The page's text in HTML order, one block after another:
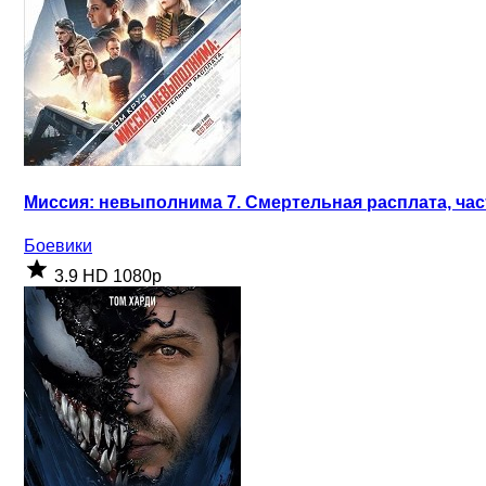
Миссия: невыполнима 7. Смертельная расплата,
Боевики
3.9 HD 1080p